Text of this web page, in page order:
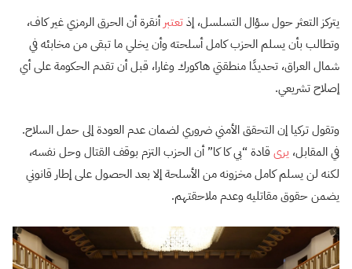
يتركز التعثر حول سؤال التسلسل، إذتعتبر أنقرة أن الحرق الرمزي غير كاف،
وتطالب بأن يسلم الحزب كامل أسلحته وأن يخلي ما تبقى من مخابئه في
شمال العراق، تحديدًا منطقتي هاكورك وغارا، قبل أن تقدم الحكومة على أي
إصلاح تشريعي.
وتقول تركيا إن التحقق الأمني ضروري لضمان عدم العودة إلى حمل السلاح.
في المقابل، يرى قادة “بي كا كا” أن الحزب التزم بوقف القتال وحل نفسه،
لكنه لن يسلم كامل مخزونه من الأسلحة إلا بعد الحصول على إطار قانوني
يضمن حقوق مقاتليه وعدم ملاحقتهم.